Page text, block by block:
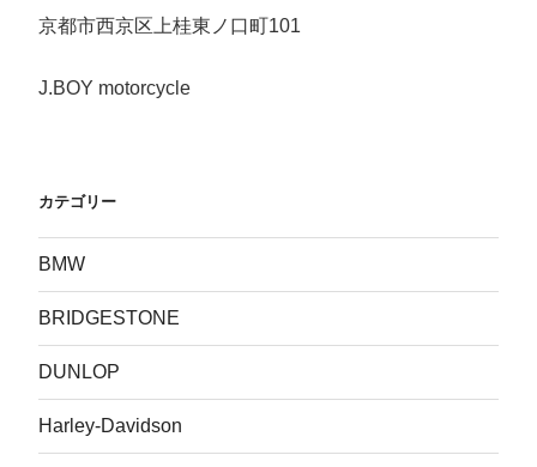
京都市西京区上桂東ノ口町101
J.BOY motorcycle
カテゴリー
BMW
BRIDGESTONE
DUNLOP
Harley-Davidson